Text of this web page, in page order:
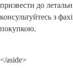
призвести до
консультуйтесь з
покупкою.
</aside>